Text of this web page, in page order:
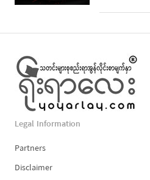
Legal Information
Partners
Disclaimer